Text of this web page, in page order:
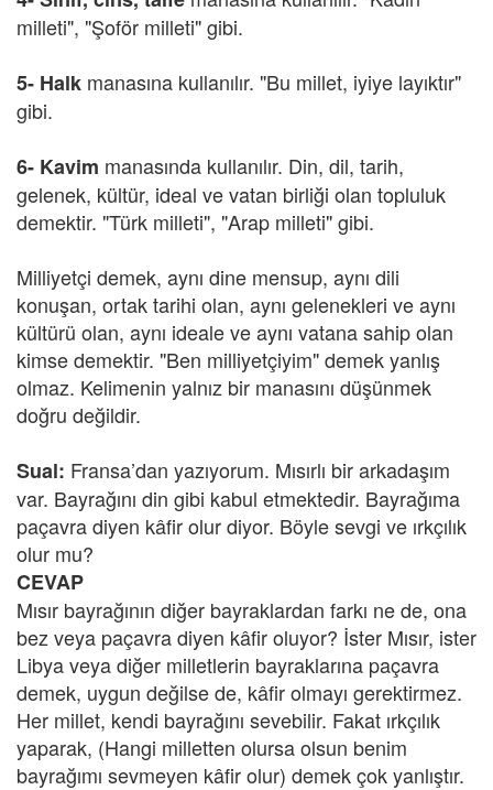
milleti", "Şoför milleti" gibi.
5- Halk manasına kullanılır. "Bu millet, iyiye layıktır"
gibi.
6- Kavim manasında kullanılır. Din, dil, tarih,
gelenek, kültür, ideal ve vatan birliği olan topluluk
demektir. "Türk milleti", "Arap milleti" gibi.
Milliyetçi demek, aynı dine mensup, aynı dili
konuşan, ortak tarihi olan, aynı gelenekleri ve aynı
kültürü olan, aynı ideale ve aynı vatana sahip olan
kimse demektir. "Ben milliyetçiyim" demek yanlış
olmaz. Kelimenin yalnız bir manasını düşünmek
doğru değildir.
Sual: Fransa’dan yazıyorum. Mısırlı bir arkadaşım
var. Bayrağını din gibi kabul etmektedir. Bayrağıma
paçavra diyen kâfir olur diyor. Böyle sevgi ve ırkçılık
olur mu?
CEVAP
Mısır bayrağının diğer bayraklardan farkı ne de, ona
bez veya paçavra diyen kâfir oluyor? İster Mısır, ister
Libya veya diğer milletlerin bayraklarına paçavra
demek, uygun değilse de, kâfir olmayı gerektirmez.
Her millet, kendi bayrağını sevebilir. Fakat ırkçılık
yaparak, (Hangi milletten olursa olsun benim
bayrağımı sevmeyen kâfir olur) demek çok yanlıştır.